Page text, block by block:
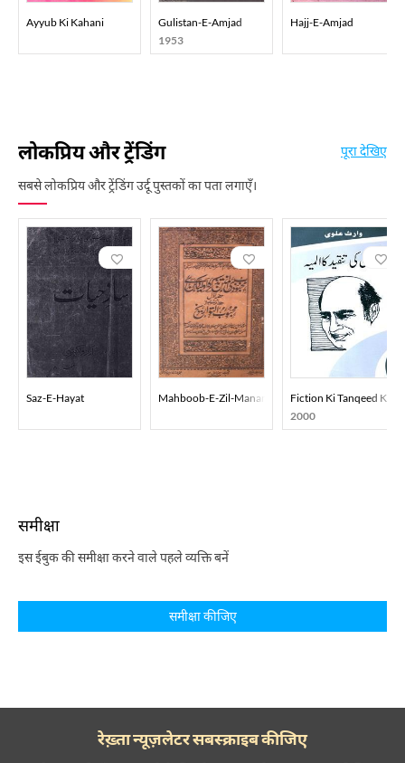
Ayyub Ki Kahani
Gulistan-E-Amjad
1953
Hajj-E-Amjad
लोकप्रिय और ट्रेंडिंग
सबसे लोकप्रिय और ट्रेंडिंग उर्दू पुस्तकों का पता लगाएँ।
पूरा देखिए
Saz-E-Hayat Mahboob-E-Zil-Manan Tazkira-E-Auliya-E-Dakan
Fiction Ki Tanqeed Ka
2000
समीक्षा
इस ईबुक की समीक्षा करने वाले पहले व्यक्ति बनें
समीक्षा कीजिए
रेख़्ता न्यूज़लेटर सबस्क्राइब कीजिए